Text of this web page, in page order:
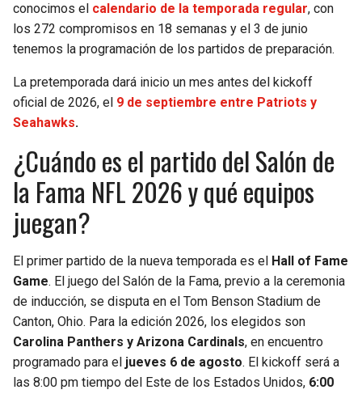
LIONS
PACKERS
VIKINGS
PANTHERS
SAINTS
BUCCANEERS
NUGGETS
TIMBERWOLVES
THUNDER
JAZZ
conocimos el calendario de la temporada regular, con
los 272 compromisos en 18 semanas y el 3 de junio
tenemos la programación de los partidos de preparación.
La pretemporada dará inicio un mes antes del kickoff
oficial de 2026, el 9 de septiembre entre Patriots y
Seahawks.
¿Cuándo es el partido del Salón de
la Fama NFL 2026 y qué equipos
juegan?
El primer partido de la nueva temporada es el Hall of Fame
Game. El juego del Salón de la Fama, previo a la ceremonia
de inducción, se disputa en el Tom Benson Stadium de
Canton, Ohio. Para la edición 2026, los elegidos son
Carolina Panthers y Arizona Cardinals, en encuentro
programado para el jueves 6 de agosto. El kickoff será a
las 8:00 pm tiempo del Este de los Estados Unidos, 6:00